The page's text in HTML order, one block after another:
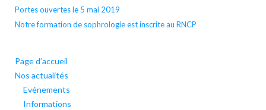
Portes ouvertes le 5 mai 2019
Notre formation de sophrologie est inscrite au RNCP
Page d’accueil
Nos actualités
Evénements
Informations